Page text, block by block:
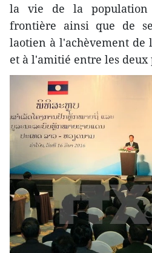
la vie de la
frontière ainsi que de
laotien à l'achèvement de
et à l'amitié entre les deux